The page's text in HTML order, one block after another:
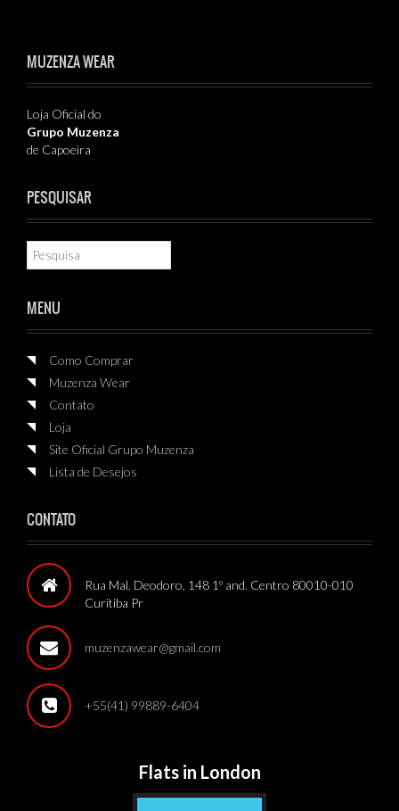
MUZENZA WEAR
Loja Oficial do
Grupo Muzenza
de Capoeira
PESQUISAR
MENU
Como Comprar
Muzenza Wear
Contato
Loja
Site Oficial Grupo Muzenza
Lista de Desejos
CONTATO
Rua Mal. Deodoro, 148 1º and. Centro 80010-010
Curitiba Pr
muzenzawear@gmail.com
+55(41) 99889-6404
Flats in London